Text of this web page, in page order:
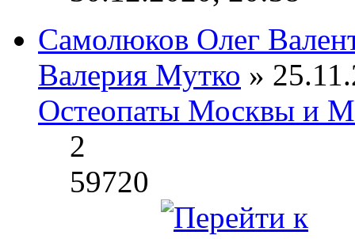
Самолюков Олег
Валерия Мутко »
Остеопаты Москвы и
2
59720